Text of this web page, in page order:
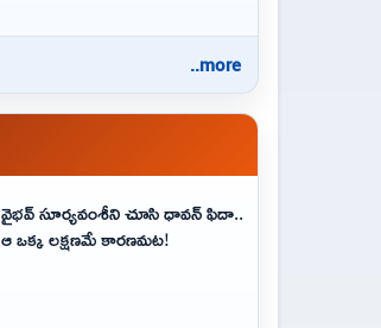
..more
వైభవ్‌ సూర్యవంశీని చూసి ధావన్‌ ఫిదా..
ఆ ఒక్క లక్షణమే కారణమట!